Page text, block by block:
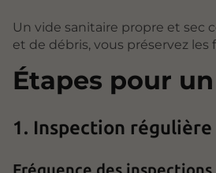
Un vide sanitaire propre et sec
et de débris, vous préservez
Étapes pour
1. Inspection régulière
Fréquence des inspections